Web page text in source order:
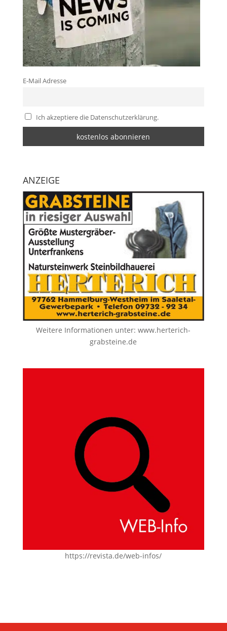
E-Mail Adresse
Ich akzeptiere die Datenschutzerklärung.
ANZEIGE
Weitere Informationen unter:www.herterich-
grabsteine.de
https://revista.de/web-infos/